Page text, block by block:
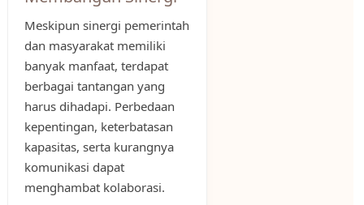
Meskipun sinergi pemerintah
dan masyarakat memiliki
banyak manfaat, terdapat
berbagai tantangan yang
harus dihadapi. Perbedaan
kepentingan, keterbatasan
kapasitas, serta kurangnya
komunikasi dapat
menghambat kolaborasi.